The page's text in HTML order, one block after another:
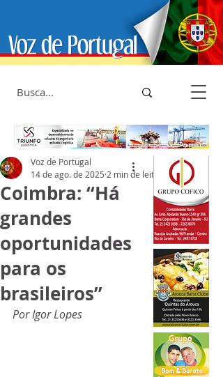
Coimbra: “Há
grandes
oportunidades
para os
brasileiros”
Voz de Portugal
14 de ago. de 2025 2 min de leitura
Por Igor Lopes